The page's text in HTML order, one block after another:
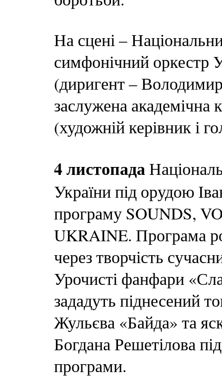
На сцені –
симфонічний оркестр
(диригент –
заслужена
(художній керівник і
4 листопада
України під орудою
програму SOUNDS,
UKRAINE. Програма
через творчість
Урочисті фанфари
зададуть піднесений
Жульєва «Байда» та
Богдана Решетілова
програми.